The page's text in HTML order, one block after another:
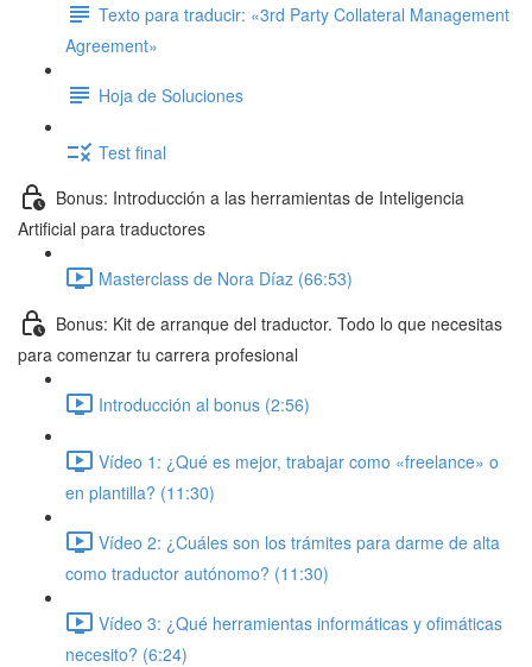
Texto para traducir: «3rd Party Collateral Management
Agreement»
Hoja de Soluciones
Test final
Bonus: Introducción a las herramientas de Inteligencia
Artificial para traductores
Masterclass de Nora Díaz (66:53)
Bonus: Kit de arranque del traductor. Todo lo que necesitas
para comenzar tu carrera profesional
Introducción al bonus (2:56)
Vídeo 1: ¿Qué es mejor, trabajar como «freelance» o
en plantilla? (11:30)
Vídeo 2: ¿Cuáles son los trámites para darme de alta
como traductor autónomo? (11:30)
Vídeo 3: ¿Qué herramientas informáticas y ofimáticas
necesito? (6:24)